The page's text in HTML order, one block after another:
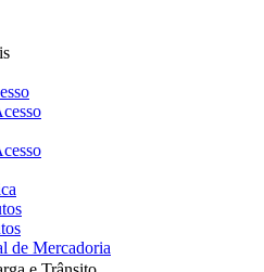
de Mercadoria